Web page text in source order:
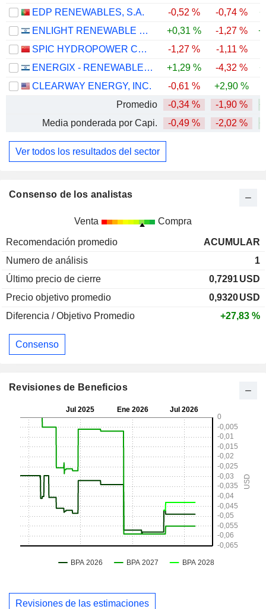
EDP RENEWABLES, S.A.
-0,52 % -0,74 %
ENLIGHT RENEWABLE ENERGY LTD
+0,31 % -1,27 %
SPIC HYDROPOWER CO., LTD.
-1,27 % -1,11 %
ENERGIX - RENEWABLE ENERGIES LTD.
+1,29 % -4,32 %
CLEARWAY ENERGY, INC.
-0,61 % +2,90 %
Promedio
-0,34 % -1,90 %
Media ponderada por Capi.
-0,49 % -2,02 %
Ver todos los resultados del sector
Consenso de los analistas
Venta Compra
Recomendación promedio
ACUMULAR
Numero de análisis
1
Último precio de cierre
0,7291USD
Precio objetivo promedio
0,9320USD
Diferencia / Objetivo Promedio
+27,83 %
Consenso
Revisiones de Beneficios
Revisiones de las estimaciones